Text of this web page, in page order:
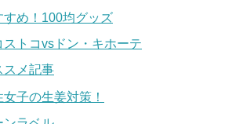
すめ！100均グッズ
ストコvsドン・キホーテ
スメ記事
子の生姜対策！